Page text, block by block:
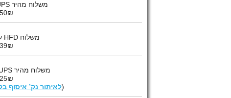
משלוח מהיר UPS עד הבית :
50₪
משלוח HFD עד הבית :
39₪
משלוח מהיר UPS לנק’ איסוף :
25₪
(לאיתור נק’ איסוף